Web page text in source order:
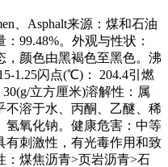
、Asphalt来源：煤和石油
99.48%。外观与性状：
，颜色由黑褐色至黑色。沸
1.25闪点(℃)： 204.4引燃
立方厘米)溶解性：属
不溶于水、丙酮、乙醚、稀
氢氧化钠。健康危害：中等
有刺激性，有光毒作用和致
：煤焦沥青>页岩沥青>石